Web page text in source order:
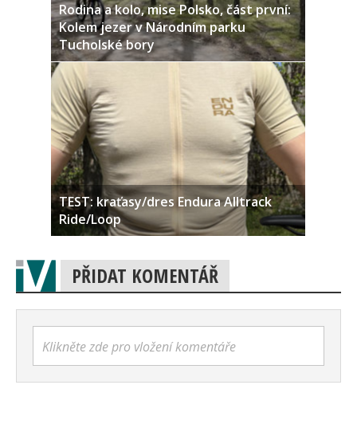
Rodina a kolo, mise Polsko, část první:
Kolem jezer v Národním parku
Tucholské bory
TEST: kraťasy/dres Endura Alltrack
Ride/Loop
PŘIDAT KOMENTÁŘ
Klikněte zde pro vložení komentáře